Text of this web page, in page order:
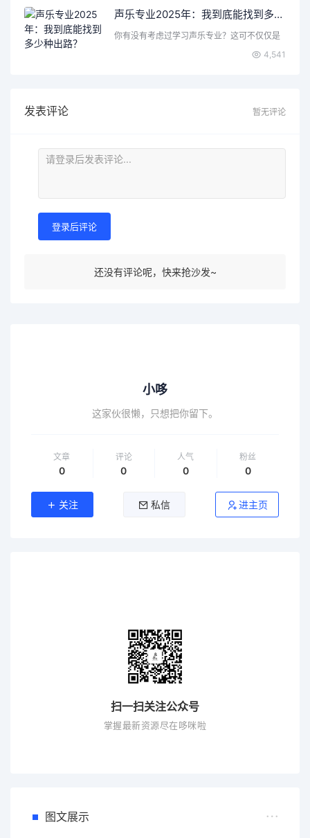
声乐专业2025年：我到底能找到多少种出路？
你有没有考虑过学习声乐专业？这可不仅仅是
4,541
发表评论 暂无评论
登录后评论
还没有评论呢，快来抢沙发~
小哆
这家伙很懒，只想把你留下。
文章
0
评论
0
人气
0
粉丝
0
关注 私信 进主页
扫一扫关注公众号
掌握最新资源尽在哆咪啦
图文展示